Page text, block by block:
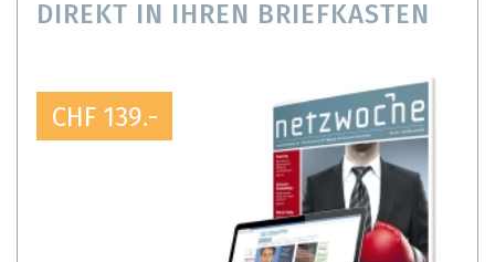
DIREKT IN IHREN BRIEFKASTEN
CHF 139.-